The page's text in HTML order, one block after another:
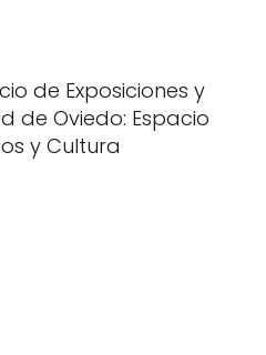
de Exposiciones y
de Oviedo: Espacio
y Cultura